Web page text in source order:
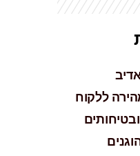
ללקוח